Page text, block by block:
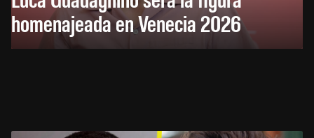
homenajeada en Venecia 2026